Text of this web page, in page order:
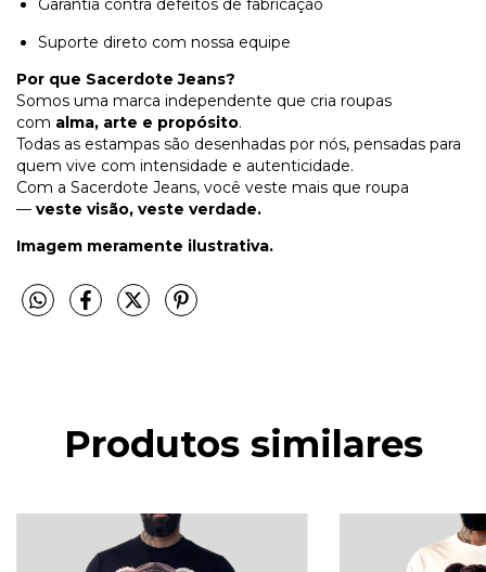
Garantia contra defeitos de fabricação
Suporte direto com nossa equipe
Por que Sacerdote Jeans?
Somos uma marca independente que cria roupas
com alma, arte e propósito.
Todas as estampas são desenhadas por nós, pensadas para
quem vive com intensidade e autenticidade.
Com a Sacerdote Jeans, você veste mais que roupa
— veste visão, veste verdade.
Imagem meramente ilustrativa.
Produtos similares